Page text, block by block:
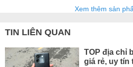
Xem thêm sản
TIN LIÊN QUAN
TOP địa chỉ
giá rẻ, uy tín